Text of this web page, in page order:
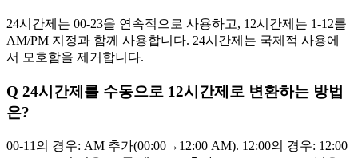
24시간제는 00-23을 연속적으로 사용하고, 12시간제는 1-12를
AM/PM 지정과 함께 사용합니다. 24시간제는 국제적 사용에
서 모호함을 제거합니다.
Q 24시간제를 수동으로 12시간제로 변환하는 방법
은?
00-11의 경우: AM 추가(00:00→12:00 AM). 12:00의 경우: 12:00